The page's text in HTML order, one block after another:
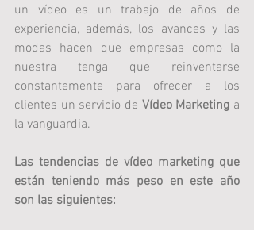
un vídeo es un trabajo de años de
experiencia, además, los avances y las
modas hacen que empresas como la
nuestra tenga que reinventarse
constantemente para ofrecer a los
clientes un servicio de Vídeo Marketing a
la vanguardia.
Las tendencias de vídeo marketing que
están teniendo más peso en este año
son las siguientes: